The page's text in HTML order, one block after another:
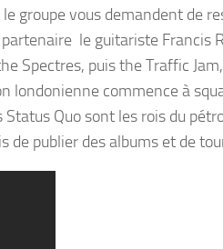
groupe vous demandent de
le guitariste Francis
Spectres, puis the Traffic
londonienne commence à
Status Quo sont les rois du
publier des albums et de